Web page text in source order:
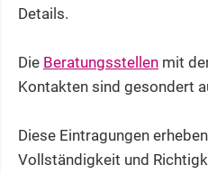
Details.
Die Beratungsstellen mit
Kontakten sind gesondert
Diese Eintragungen
Vollständigkeit und